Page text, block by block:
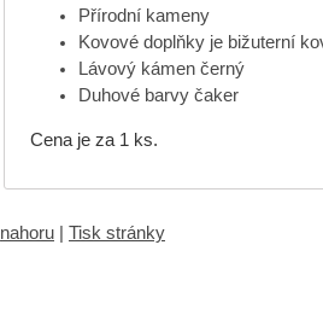
Přírodní kameny
Kovové doplňky je bižuterní
Lávový kámen černý
Duhové barvy čaker
Cena je za 1 ks.
nahoru Tisk stránky